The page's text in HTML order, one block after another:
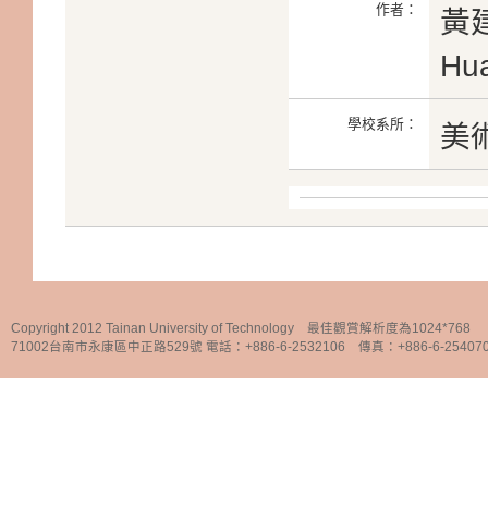
作者：
黃
學校系所： 美
Copyright 2012 Tainan University of Technology 最佳觀賞解析度為1024*768
71002台南市永康區中正路529號 電話：+886-6-2532106 傳真：+886-6-